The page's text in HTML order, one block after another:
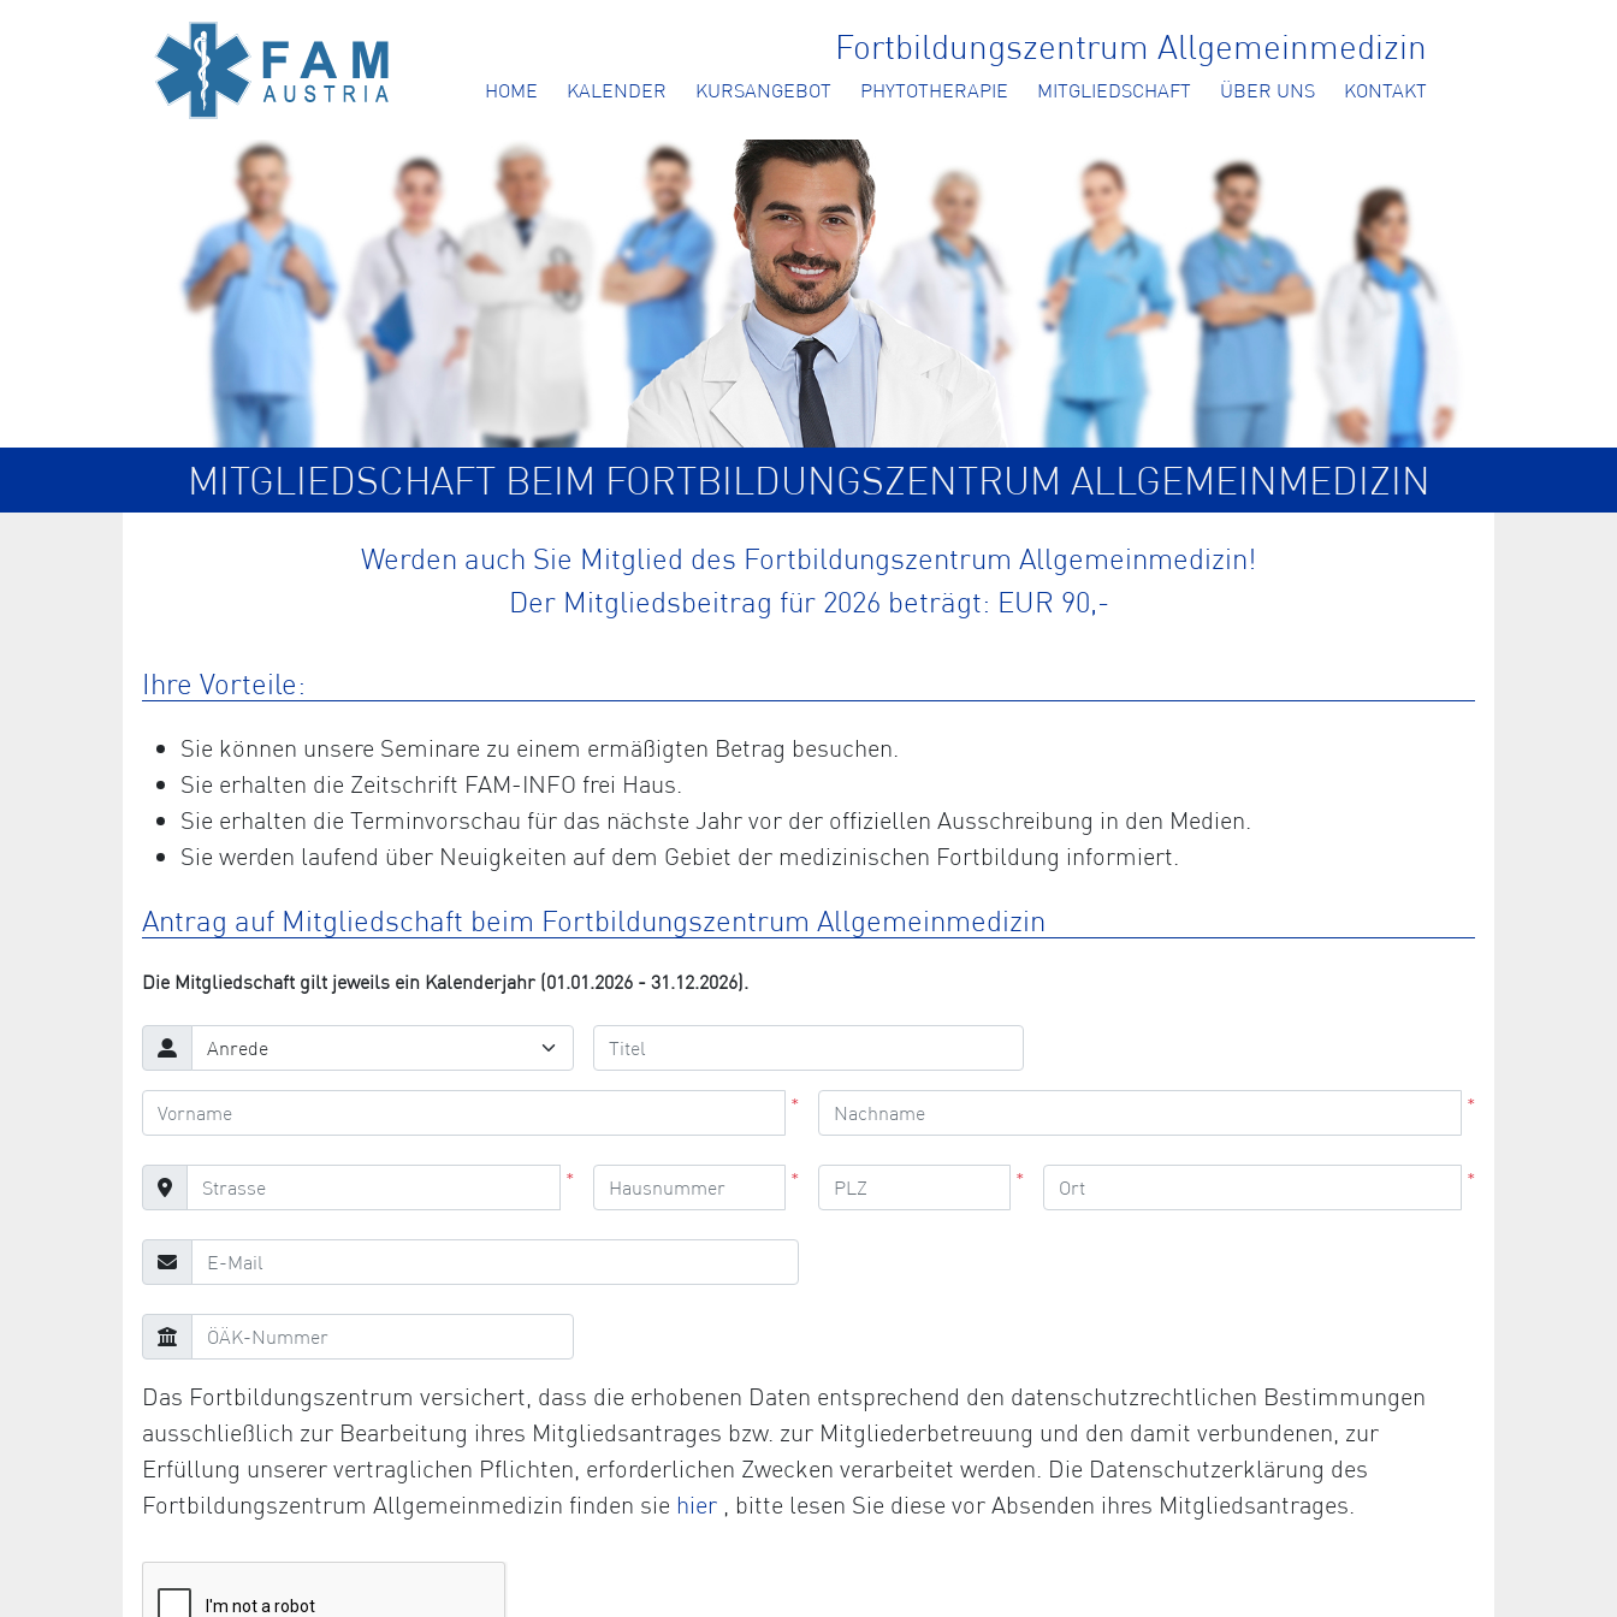
Fortbildungszentrum Allgemeinmedizin
HOME KALENDER KURSANGEBOT PHYTOTHERAPIE MITGLIEDSCHAFT ÜBER UNS KONTAKT
MITGLIEDSCHAFT BEIM FORTBILDUNGSZENTRUM ALLGEMEINMEDIZIN
Werden auch Sie Mitglied des Fortbildungszentrum Allgemeinmedizin!
Der Mitgliedsbeitrag für 2026 beträgt: EUR 90,-
Ihre Vorteile:
Sie können unsere Seminare zu einem ermäßigten Betrag besuchen.
Sie erhalten die Zeitschrift FAM-INFO frei Haus.
Sie erhalten die Terminvorschau für das nächste Jahr vor der offiziellen Ausschreibung in den Medien.
Sie werden laufend über Neuigkeiten auf dem Gebiet der medizinischen Fortbildung informiert.
Antrag auf Mitgliedschaft beim Fortbildungszentrum Allgemeinmedizin
Die Mitgliedschaft gilt jeweils ein Kalenderjahr (01.01.2026 - 31.12.2026).
* *
* * * *
Das Fortbildungszentrum versichert, dass die erhobenen Daten entsprechend den datenschutzrechtlichen Bestimmungen
ausschließlich zur Bearbeitung ihres Mitgliedsantrages bzw. zur Mitgliederbetreuung und den damit verbundenen, zur
Erfüllung unserer vertraglichen Pflichten, erforderlichen Zwecken verarbeitet werden. Die Datenschutzerklärung des
Fortbildungszentrum Allgemeinmedizin finden sie hier
Öffnet
, bitte lesen Sie diese vor Absenden ihres Mitgliedsantrages.